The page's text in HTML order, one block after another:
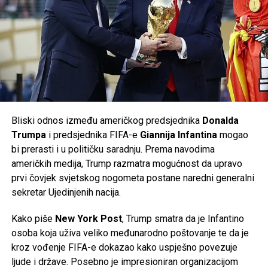
Post
Share
Tweet Share
Mail
radničkog vijeća, ali i vlasti savezne pokrajine
Donja
Saska, koja posjeduje oko 20 posto udjela
u
Volkswagenu i ima značajan utjecaj u nadzornom odboru
kompanije. Prema njemačkim medijima, odbor je u početnoj
fazi odbio dio predloženih mjera.
Volkswagen je ranije potvrdio da će do kraja decenije u
35.000biti u matičnom brendu Volkswagen, dok će
ostatak biti raspoređen na kompanije unutar grupacije,
uključujući AudiiPorsche. Do sada je više od37.000
zaposlenihveć prihvatilo programe dobrovoljnog odlaska
iz kompanije.
evropski proizvođač automobila nalazi pred jednim od
najvećih izazova u svojoj historiji, dok će naredni mjeseci
biti ključni za budući smjer razvoja kompanije.
Bliski odnos između američkog predsjednika Donalda
Trumpa i predsjednika FIFA-e Giannija Infantina mogao
bi prerasti i u političku saradnju. Prema navodima
američkih medija, Trump razmatra mogućnost da upravo
prvi čovjek svjetskog nogometa postane naredni generalni
sekretar Ujedinjenih nacija.
Kako piše New York Post, Trump smatra da je Infantino
osoba koja uživa veliko međunarodno poštovanje te da je
kroz vođenje FIFA-e dokazao kako uspješno povezuje
ljude i države. Posebno je impresioniran organizacijom